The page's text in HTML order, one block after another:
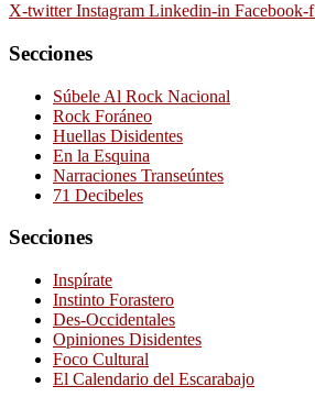
X-twitter Instagram Linkedin-in Facebook-f
Secciones
Súbele Al Rock Nacional
Rock Foráneo
Huellas Disidentes
En la Esquina
Narraciones Transeúntes
71 Decibeles
Secciones
Inspírate
Instinto Forastero
Des-Occidentales
Opiniones Disidentes
Foco Cultural
El Calendario del Escarabajo